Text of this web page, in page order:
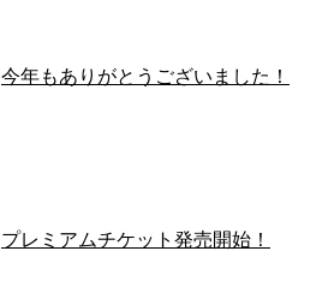
今年もありがとうございました！
プレミアムチケット発売開始！